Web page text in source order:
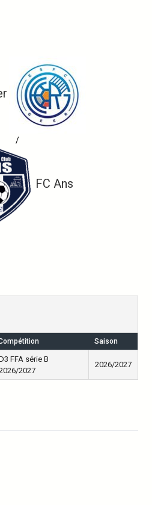
/
FC Ans
Saison
FFA série B
2027
2026/2027